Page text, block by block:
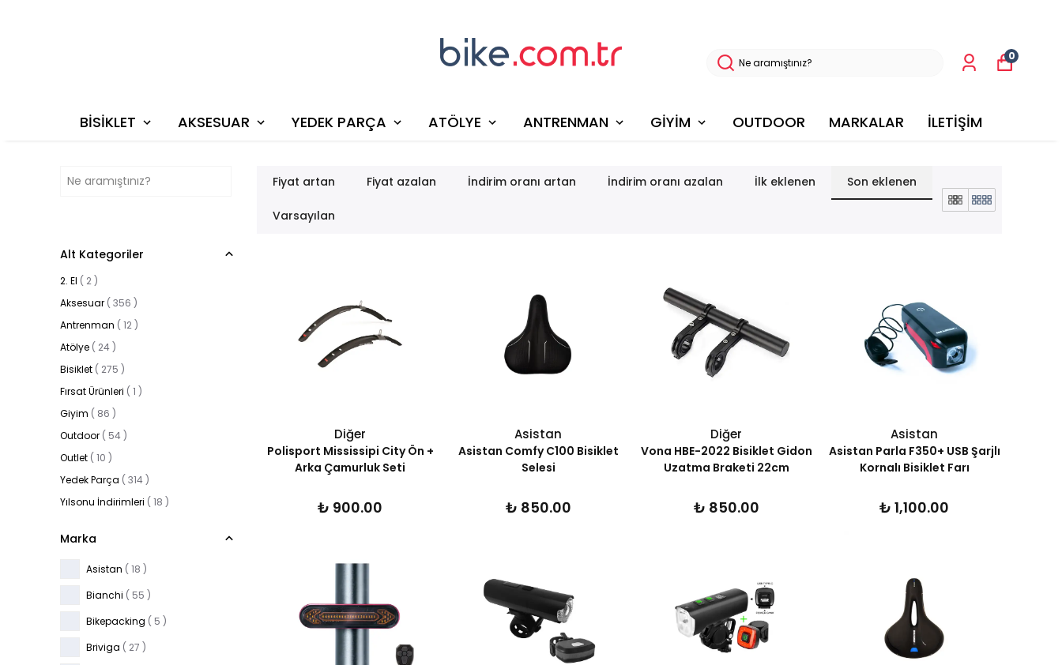
BİSİKLET AKSESUAR YEDEK PARÇA ATÖLYE ANTRENMAN GİYİM OUTDOOR MARKALAR İLETİŞİM
0
Fiyat artan Fiyat azalan İndirim oranı artan İndirim oranı azalan İlk eklenen Son eklenen
Varsayılan
Alt Kategoriler
2. El ( 2 )
Aksesuar ( 356 )
Antrenman ( 12 )
Atölye ( 24 )
Bisiklet ( 275 )
Fırsat Ürünleri ( 1 )
Giyim ( 86 )
Outdoor ( 54 )
Outlet ( 10 )
Yedek Parça ( 314 )
Yılsonu İndirimleri ( 18 )
Marka
Asistan ( 18 )
Bianchi ( 55 )
Bikepacking ( 5 )
Briviga ( 27 )
Diğer
Polisport Mississipi City Ön +
Arka Çamurluk Seti
₺ 900.00
Asistan
Asistan Comfy C100 Bisiklet
Selesi
₺ 850.00
Diğer
Vona HBE-2022 Bisiklet Gidon
Uzatma Braketi 22cm
₺ 850.00
Asistan
Asistan Parla F350+ USB Şarjlı
Kornalı Bisiklet Farı
₺ 1,100.00